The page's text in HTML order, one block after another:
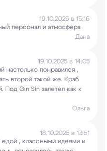
19.10.2025 в 15:16
персонал и атмосфера
Дана
19.10.2025 в 14:05
настолько понравился ,
второй такой же. Краб
Под Gin Sin залетел как к
Ольга
18.10.2025 в 13:51
едой , классными идеями и